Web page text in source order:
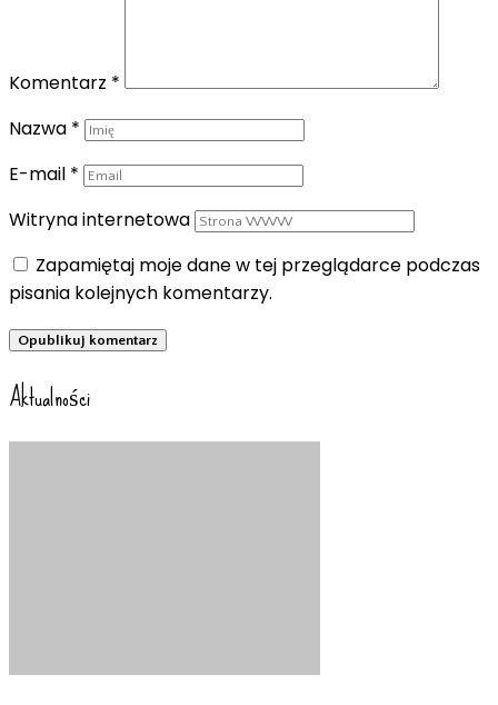
Komentarz *
Nazwa *
E-mail *
Witryna internetowa
Zapamiętaj moje dane w tej przeglądarce podczas
pisania kolejnych komentarzy.
Aktualności